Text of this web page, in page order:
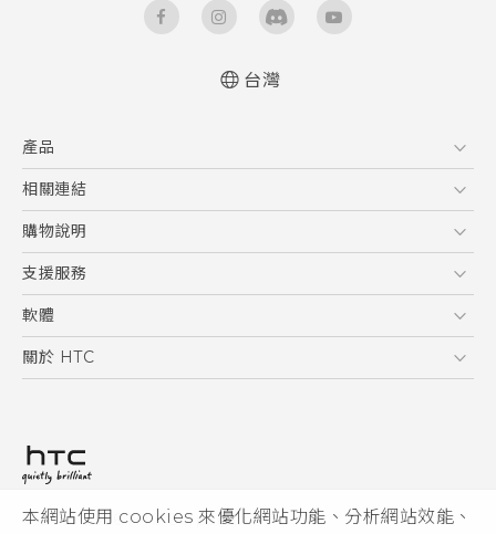
本網站使用 cookies 來優化網站功能、分析網站效能、
台灣
產品
5G
智慧型手機
配件
相關連結
HTC Research
購物說明
購物須知
訂單管理
付款方式
支援服務
到府收送維修服務
服務中心資訊
客戶服務佈告欄
軟體
應用程式
HTC Sync Manager
關於 HTC
投資人
© 2011-2026 HTC Corporation